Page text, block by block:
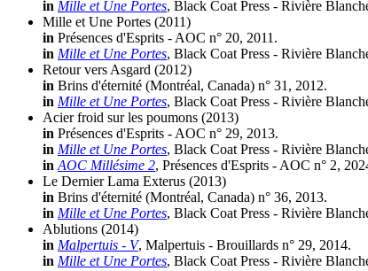
in Mille et Une Portes, Black Coat Press - Rivière
Mille et Une Portes (2011)
in Présences d'Esprits - AOC n° 20, 2011.
in Mille et Une Portes, Black Coat Press - Rivière
Retour vers Asgard (2012)
in Brins d'éternité (Montréal, Canada) n° 31, 2012.
in Mille et Une Portes, Black Coat Press - Rivière
Acier froid sur les poumons (2013)
in Présences d'Esprits - AOC n° 29, 2013.
in Mille et Une Portes, Black Coat Press - Rivière
in AOC Millésime 2, Présences d'Esprits - AOC n° 2,
Le Dernier Lama Exterus (2013)
in Brins d'éternité (Montréal, Canada) n° 36, 2013.
in Mille et Une Portes, Black Coat Press - Rivière
Ablutions (2014)
in Malpertuis - V, Malpertuis - Brouillards n° 29, 2014.
in Mille et Une Portes, Black Coat Press - Rivière